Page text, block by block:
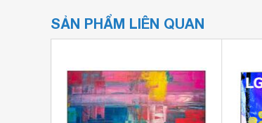
Kết nối internet
USB
Cổng xuất âm thanh
SẢN PHẨM LIÊN QUAN